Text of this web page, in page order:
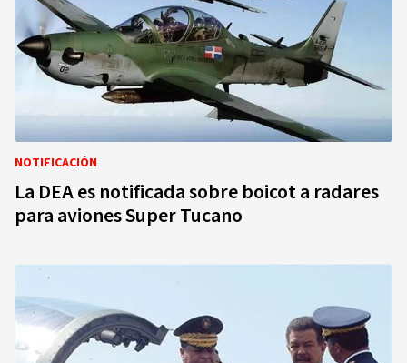
NOTIFICACIÓN
La DEA es notificada sobre boicot a radares
para aviones Super Tucano